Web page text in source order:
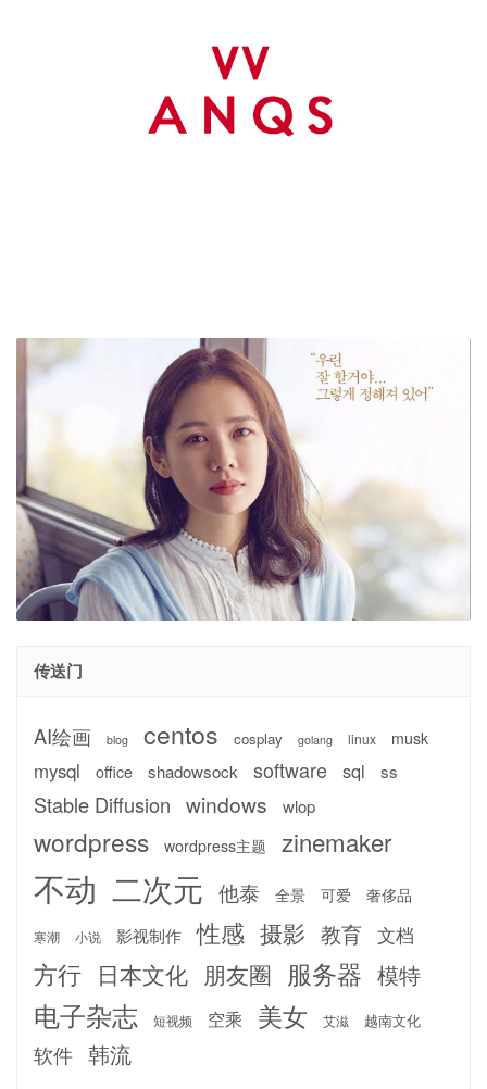
传送门
AI绘画 blog centos cosplay golang linux musk
mysql office shadowsock software sql ss
Stable Diffusion windows wlop
wordpress wordpress主题 zinemaker
不动 二次元 他泰 全景 可爱 奢侈品
寒潮 小说 影视制作 性感 摄影 教育 文档
方行 日本文化 朋友圈 服务器 模特
电子杂志 短视频 空乘 美女 艾滋 越南文化
软件 韩流